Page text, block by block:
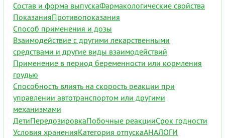
Состав и форма выпускаФармакологические свойства
ПоказанияПротивопоказания
Способ применения и дозы
Взаимодействие с другими лекарственными
средствами и другие виды взаимодействий
Применение в период беременности или кормления
грудью
Способность влиять на скорость реакции при
управлении автотранспортом или другими
механизмами
ДетиПередозировкаПобочные реакцииСрок годности
Условия храненияКатегория отпускаАНАЛОГИ